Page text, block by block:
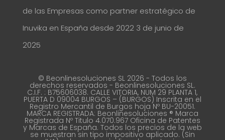
de las Empresas como partner estratégico de
Inuvika en España desde 2022 3 de junio de
2025
© Beonlinesoluciones SL 2026 - Todos los
derechos reservados - Beonlinesoluciones SL.
C.I.F. : B75606038. CALLE VITORIA, NUM 29 PLANTA 1,
PUERTA D 09004 BURGOS – (BURGOS) Inscrita en el
Registro Mercantil de Burgos hoja Nº BU-20051.
MARCA REGISTRADA: Beonlinesoluciones ® Marca
Registrada Nº Titulo 4.070.967 Oficina de Patentes
y Marcas de España. Todos los precios de la web
se muestran sin tipo impositivo aplicado. (Sin